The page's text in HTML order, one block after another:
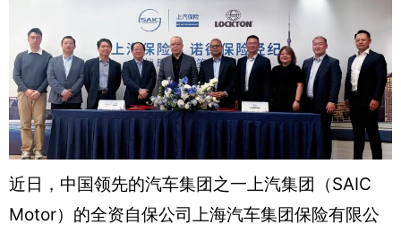
近日，中国领先的汽车集团之一上汽集团（SAIC
Motor）的全资自保公司上海汽车集团保险有限公